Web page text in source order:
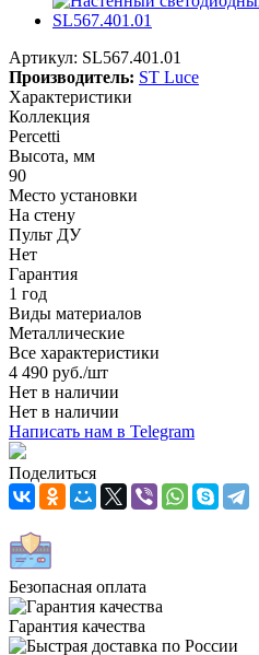
Артикул: SL567.401.01
Производитель: ST Luce
Характеристики
Коллекция
Percetti
Высота, мм
90
Место установки
На стену
Пульт ДУ
Нет
Гарантия
1 год
Виды материалов
Металлические
Все характеристики
4 490 руб./шт
Нет в наличии
Нет в наличии
Написать нам в Telegram
Поделиться
Безопасная оплата
Гарантия качества